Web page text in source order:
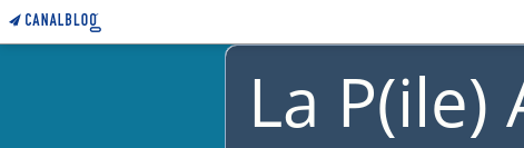
La P(ile)